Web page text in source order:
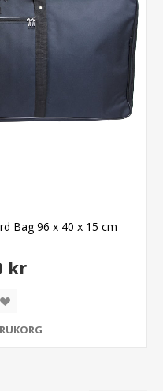
Bag 96 x 40 x 15 cm
kr